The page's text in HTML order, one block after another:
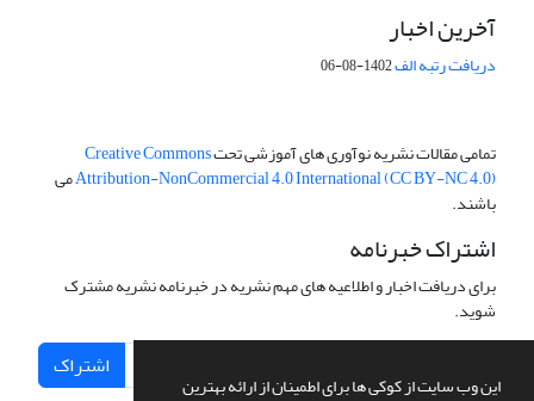
این وب سایت از کوکی ها برای اطمینان از ارائه بهترین
آخرین اخبار
دریافت رتبه الف1402-08-06
تمامی مقالات نشریه نوآوری های آموزشی تحتCreative Commons
Attribution-NonCommercial 4.0 International (CC BY-NC 4.0)می
باشند.
اشتراک خبرنامه
برای دریافت اخبار و اطلاعیه های مهم نشریه در خبرنامه نشریه مشترک
شوید.
اشتراک